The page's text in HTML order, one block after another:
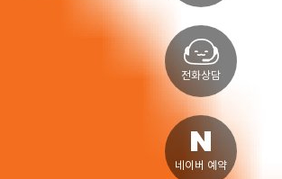
전화상담
네이버 예약